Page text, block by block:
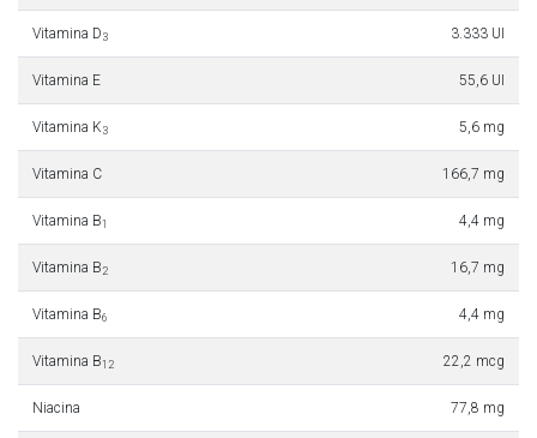
Vitamina D 3 3.333 UI
Vitamina E 55,6 UI
Vitamina K3 5,6 mg
Vitamina C 166,7 mg
Vitamina B1 4,4 mg
Vitamina B2 16,7 mg
Vitamina B6 4,4 mg
Vitamina B12 22,2 mcg
Niacina 77,8 mg